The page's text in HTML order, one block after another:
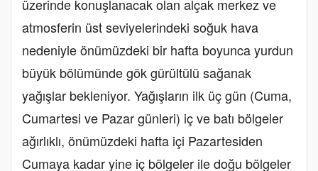
üzerinde konuşlanacak olan alçak merkez ve
atmosferin üst seviyelerindeki soğuk hava
nedeniyle önümüzdeki bir hafta boyunca yurdun
büyük bölümünde gök gürültülü sağanak
yağışlar bekleniyor. Yağışların ilk üç gün (Cuma,
Cumartesi ve Pazar günleri) iç ve batı bölgeler
ağırlıklı, önümüzdeki hafta içi Pazartesiden
Cumaya kadar yine iç bölgeler ile doğu bölgeler